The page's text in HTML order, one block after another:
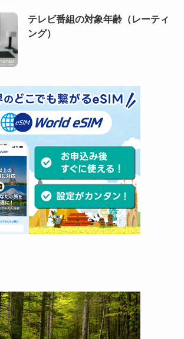
テレビ番組の対象年齢（レーティ
ング）